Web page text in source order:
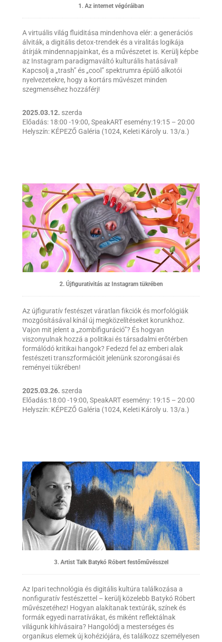
1. Az internet végóráiban
A virtuális világ fluiditása mindenhova elér: a generációs
álviták, a digitális detox-trendek és a viralitás logikája
átírják mindennapjainkat, és a művészetet is. Kerülj képbe
az Instagram paradigmaváltó kulturális hatásával!
Kapcsolj a „trash” és „cool” spektrumra épülő alkotói
nyelvezetekre, hogy a kortárs művészet minden
szegmenséhez hozzáférj!
2025.03.12. szerda
Előadás: 18:00 -19:00, SpeakART esemény:19:15 – 20:00
Helyszín: KÉPEZŐ Galéria (1024, Keleti Károly u. 13/a.)
2. Újfigurativitás az Instagram tükrében
Az újfiguratív festészet váratlan fikciók és morfológiák
mozgósításával kínál új megközelítéseket korunkhoz.
Vajon mit jelent a „zombifiguráció”? És hogyan
viszonyulnak hozzá a politikai és társadalmi erőtérben
formálódó kritikai hangok? Fedezd fel az emberi alak
festészeti transzformációit jelenünk szorongásai és
reményei tükrében!
2025.03.26. szerda
Előadás:18:00 -19:00, SpeakART esemény: 19:15 – 20:00
Helyszín: KÉPEZŐ Galéria (1024, Keleti Károly u. 13/a.)
3. Artist Talk Batykó Róbert festőművésszel
Az Ipari technológia és digitális kultúra találkozása a
nonfiguratív festészettel – kerülj közelebb Batykó Róbert
művészetéhez! Hogyan alakítanak textúrák, színek és
formák egyedi narratívákat, és miként reflektálnak
világunk kihívásaira? Hangolódj a mesterséges és
organikus elemek új kohéziójára, és találkozz személyesen